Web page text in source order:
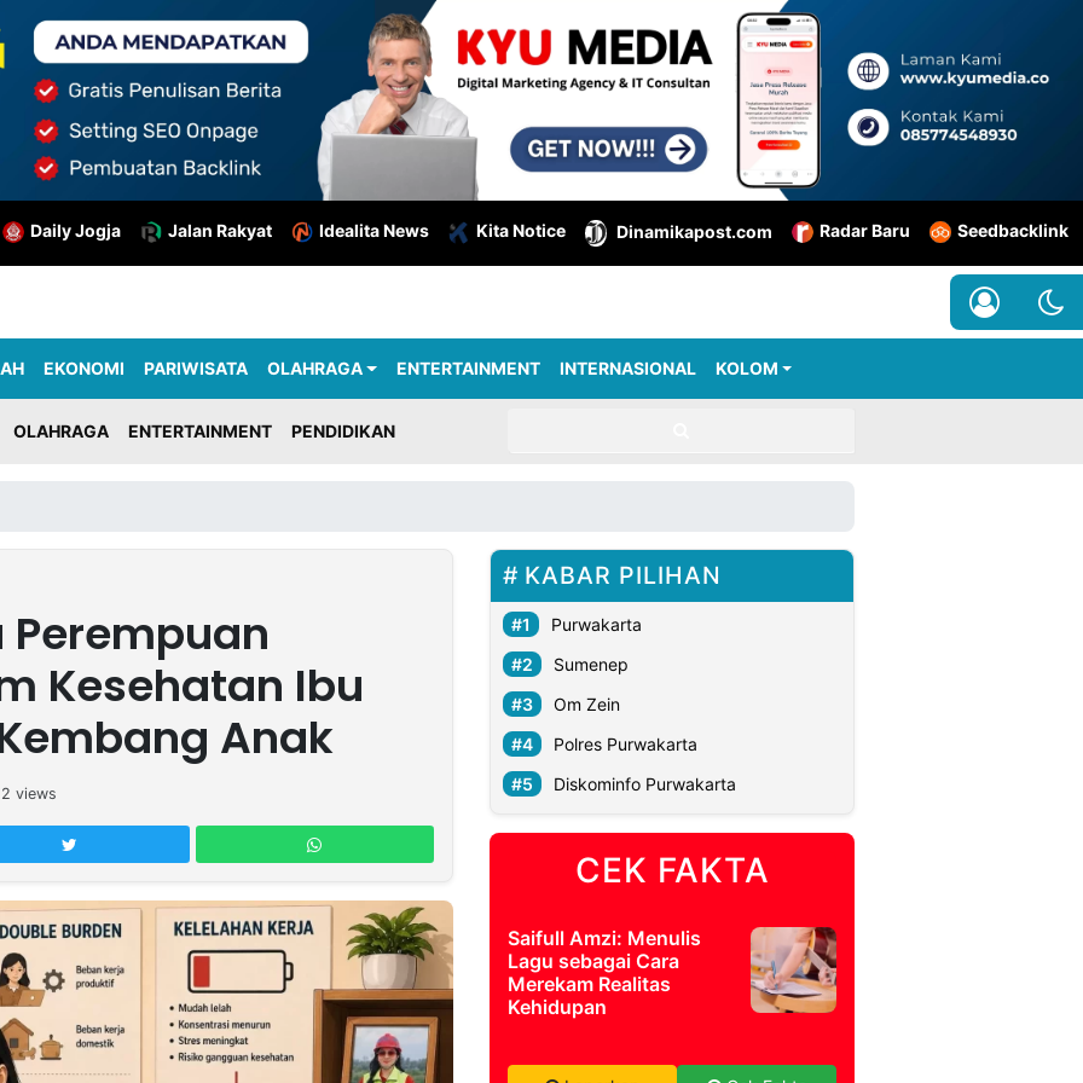
Daily Jogja Jalan Rakyat Idealita News Kita Notice Dinamikapost.com Radar Baru Seedbacklink
EKONOMI PARIWISATA OLAHRAGA ENTERTAINMENT INTERNASIONAL KOLOM
OLAHRAGA ENTERTAINMENT PENDIDIKAN
Perempuan
Kesehatan Ibu
Anak
views
KABAR PILIHAN
Purwakarta
Sumenep
Om Zein
Polres Purwakarta
Diskominfo Purwakarta
CEK FAKTA
Saifull Amzi: Menulis
Lagu sebagai Cara
Merekam Realitas
Kehidupan